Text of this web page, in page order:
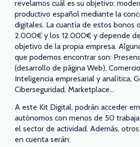
revelamos cuál es su objetivo:
productivo español mediante la
digitales. La cuantía de estos bonos
2.000€ y los 12.000€ y depende
objetivo de la propia empresa.
que podemos encontrar son:
(desarrollo de página Web),
Inteligencia empresarial y analítica,
Ciberseguridad, Marketplace…
A este Kit Digital, podrán acceder
autónomos con menos de 50
el sector de actividad. Además,
en cuenta serán: